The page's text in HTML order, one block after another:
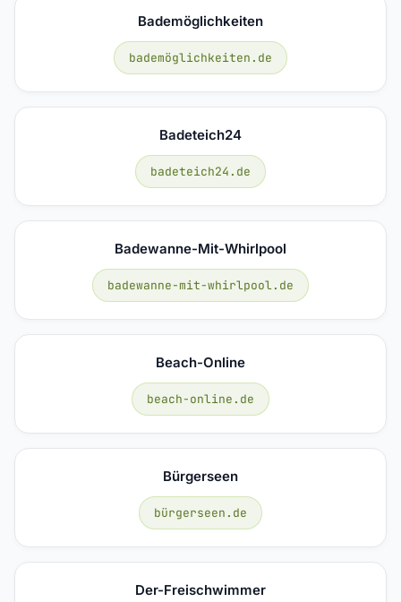
Bademöglichkeiten
bademöglichkeiten.de
Badeteich24
badeteich24.de
Badewanne-Mit-Whirlpool
badewanne-mit-whirlpool.de
Beach-Online
beach-online.de
Bürgerseen
bürgerseen.de
Der-Freischwimmer